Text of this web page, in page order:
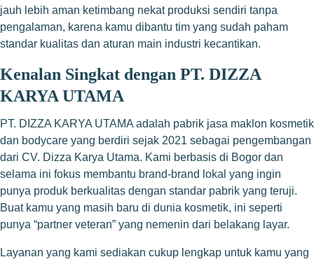
jauh lebih aman ketimbang nekat produksi sendiri tanpa
pengalaman, karena kamu dibantu tim yang sudah paham
standar kualitas dan aturan main industri kecantikan.
Kenalan Singkat dengan PT. DIZZA
KARYA UTAMA
PT. DIZZA KARYA UTAMA adalah pabrik jasa maklon kosmetik
dan bodycare yang berdiri sejak 2021 sebagai pengembangan
dari CV. Dizza Karya Utama. Kami berbasis di Bogor dan
selama ini fokus membantu brand-brand lokal yang ingin
punya produk berkualitas dengan standar pabrik yang teruji.
Buat kamu yang masih baru di dunia kosmetik, ini seperti
punya “partner veteran” yang nemenin dari belakang layar.
Layanan yang kami sediakan cukup lengkap untuk kamu yang